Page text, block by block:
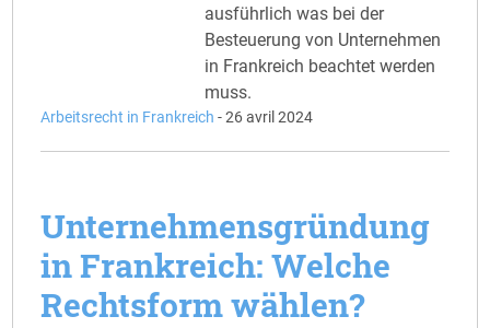
ausführlich was bei der
Besteuerung von Unternehmen
in Frankreich beachtet werden
muss.
Arbeitsrecht in Frankreich -26 avril 2024
Unternehmensgründung
in Frankreich: Welche
Rechtsform wählen?